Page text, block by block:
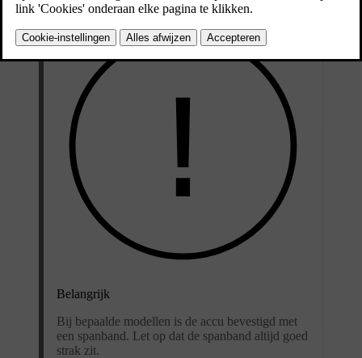
Belangrijk
Bij bepaalde modellen is de accu bevestigd met
een spanband. Let op dat de spanband altijd goed
strak zit.